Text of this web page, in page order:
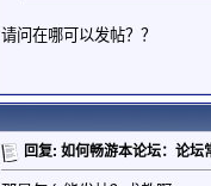
请问在哪可以发帖？？
回复: 如何畅游本论坛：论坛